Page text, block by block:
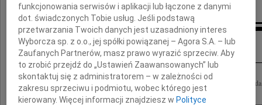
Inne kondolencje
Wyrazy głębokiego współczucia z powodu tragicznej śmierci Pawła Wypycha
Polskiego Towarzystwa Pracowników Socjalnych
funkcjonowania serwisów i aplikacji lub łączone z danymi
dot. świadczonych Tobie usług. Jeśli podstawą
przetwarzania Twoich danych jest uzasadniony interes
Wyborcza sp. z o.o., jej spółki powiązanej – Agora S.A. – lub
Zaufanych Partnerów, masz prawo wyrazić sprzeciw. Aby
to zrobić przejdź do „Ustawień Zaawansowanych” lub
skontaktuj się z administratorem – w zależności od
zakresu sprzeciwu i podmiotu, wobec którego jest
kierowany. Więcej informacji znajdziesz w Polityce